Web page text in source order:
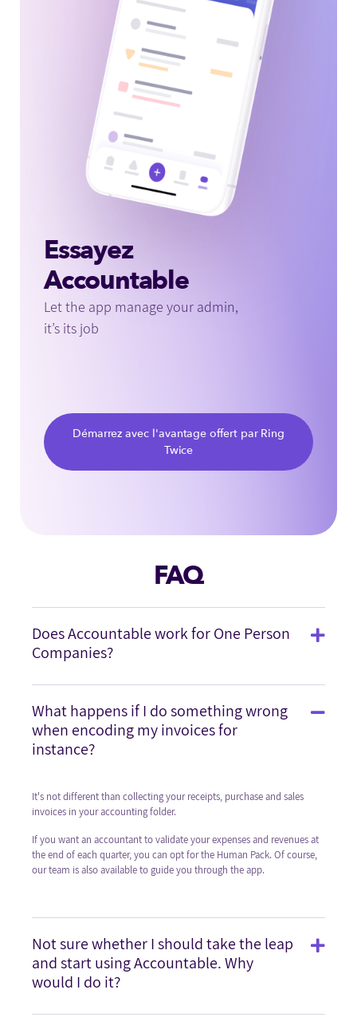
Essayez
Accountable
Let the app manage your admin,
it’s its job
Démarrez avec l'avantage offert par Ring
Twice
FAQ
Does Accountable work for One Person
Companies?
What happens if I do something wrong
when encoding my invoices for
instance?
It's not different than collecting your receipts, purchase and sales
invoices in your accounting folder.
If you want an accountant to validate your expenses and revenues at
the end of each quarter, you can opt for the Human Pack. Of course,
our team is also available to guide you through the app.
Not sure whether I should take the leap
and start using Accountable. Why
would I do it?